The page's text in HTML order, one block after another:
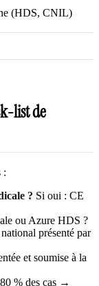
(HDS, CNIL)
list de
:
? Si oui : CE
ou Azure HDS ?
présenté par
et soumise à la
% des cas →